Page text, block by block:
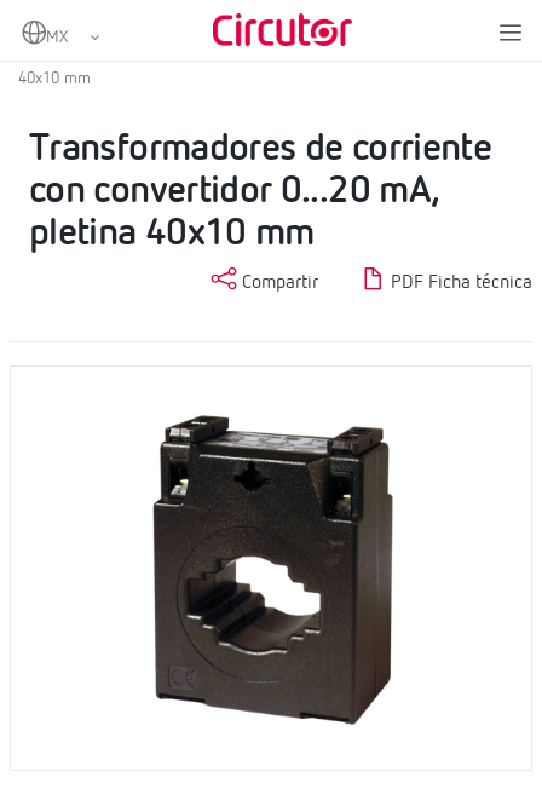
Home
Transformadores de corriente con convertidor
40x10 mm
Transformadores de corriente
con convertidor 0...20 mA,
pletina 40x10 mm
Compartir PDF Ficha técnica